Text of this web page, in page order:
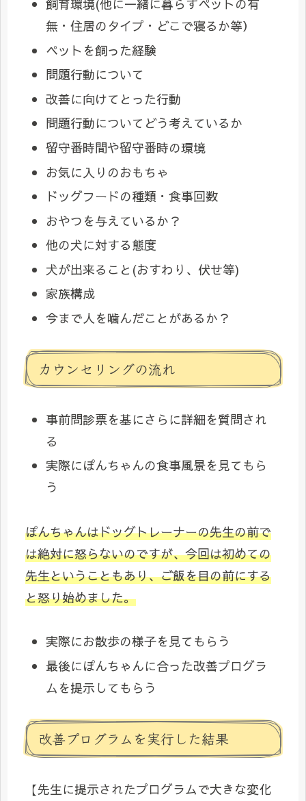
飼育環境(他に一緒に暮らすペットの有
無・住居のタイプ・どこで寝るか等）
ペットを飼った経験
問題行動について
改善に向けてとった行動
問題行動についてどう考えているか
留守番時間や留守番時の環境
お気に入りのおもちゃ
ドッグフードの種類・食事回数
おやつを与えているか？
他の犬に対する態度
犬が出来ること(おすわり、伏せ等)
家族構成
今まで人を噛んだことがあるか？
カウンセリングの流れ
事前問診票を基にさらに詳細を質問され
る
実際にぽんちゃんの食事風景を見てもら
う
ぽんちゃんはドッグトレーナーの先生の前で
は絶対に怒らないのですが、今回は初めての
先生ということもあり、ご飯を目の前にする
と怒り始めました。
実際にお散歩の様子を見てもらう
最後にぽんちゃんに合った改善プログラ
ムを提示してもらう
改善プログラムを実行した結果
【先生に提示されたプログラムで大きな変化